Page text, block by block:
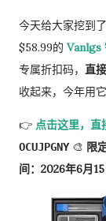
今天给大家挖到
$58.99的 Vanlgs
专属折扣码， 直
收起来，今年用
👉 点击这里，直
OCUJPGNY🎨 限
间：2026年6月